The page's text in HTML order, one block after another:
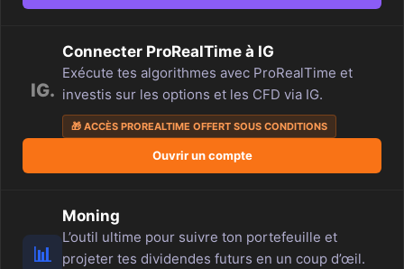
IG.
Connecter ProRealTime à IG
Exécute tes algorithmes avec ProRealTime et
investis sur les options et les CFD via IG.
🎁 ACCÈS PROREALTIME OFFERT SOUS CONDITIONS
Ouvrir un compte
📊
Moning
L’outil ultime pour suivre ton portefeuille et
projeter tes dividendes futurs en un coup d’œil.